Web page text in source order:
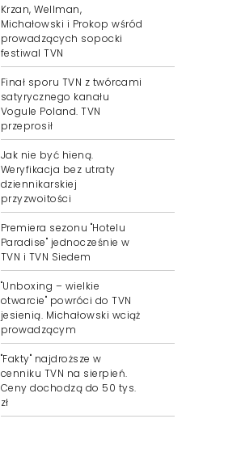
Krzan, Wellman,
Michałowski i Prokop wśród
prowadzących sopocki
festiwal TVN
Finał sporu TVN z twórcami
satyrycznego kanału
Vogule Poland. TVN
przeprosił
Jak nie być hieną.
Weryfikacja bez utraty
dziennikarskiej
przyzwoitości
Premiera sezonu "Hotelu
Paradise" jednocześnie w
TVN i TVN Siedem
"Unboxing – wielkie
otwarcie" powróci do TVN
jesienią. Michałowski wciąż
prowadzącym
"Fakty" najdroższe w
cenniku TVN na sierpień.
Ceny dochodzą do 50 tys.
zł